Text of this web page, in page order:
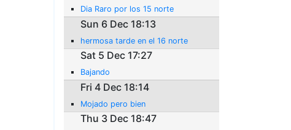
Dia Raro por los 15 norte
Sun 6 Dec 18:13
hermosa tarde en el 16 norte
Sat 5 Dec 17:27
Bajando
Fri 4 Dec 18:14
Mojado pero bien
Thu 3 Dec 18:47